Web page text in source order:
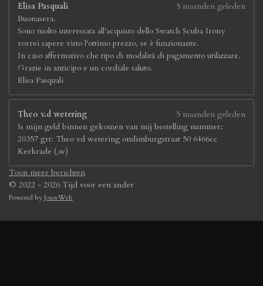
Elisa Pasquali
5 maanden geleden
Buonasera.
Sono molto interessata all'acquisto dello Swatch Scuba Irony
vorrei sapere visto l'ottimo prezzo, se è funzionante.
In caso affermativo che tipo di modalità di pagamento utilizzare.
Grazie in anticipo e un cordiale saluto.
Elisa Pasquali
Theo v.d wetering
5 maanden geleden
Is mijn geld binnen gekomen van mij bestelling nummer:
20357 grt: Theo vd wetering onslimburgstraat 50 6466cc
Kerkrade (,w)
Toon meer berichten
© 2022 - 2026 Tijd voor een ander
Powered byJouwWeb